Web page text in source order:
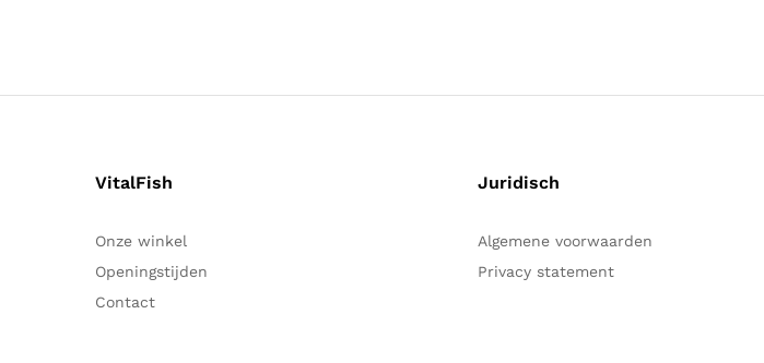
VitalFish
Onze winkel
Openingstijden
Contact
Juridisch
Algemene voorwaarden
Privacy statement